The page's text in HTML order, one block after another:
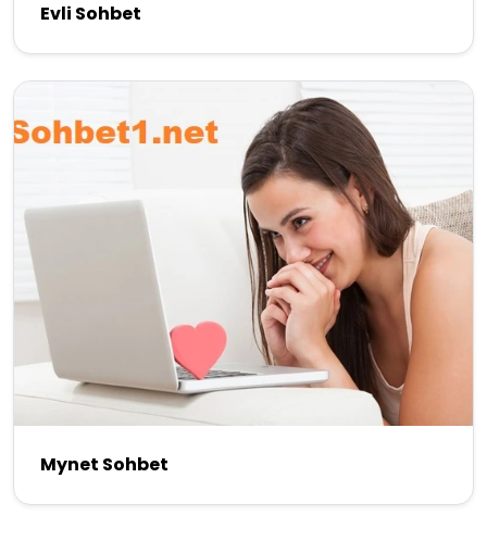
Evli Sohbet
Mynet Sohbet